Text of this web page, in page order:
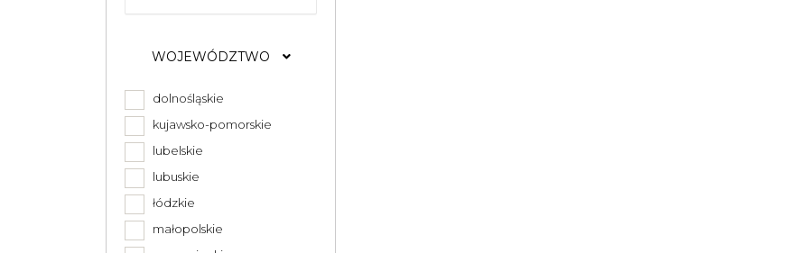
WOJEWÓDZTWO
dolnośląskie
kujawsko-pomorskie
lubelskie
lubuskie
łódzkie
małopolskie